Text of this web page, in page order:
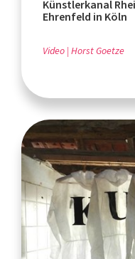
Künstlerkanal
Ehrenfeld in Köln
Video Horst Goetze